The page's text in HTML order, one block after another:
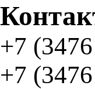
+7
+7